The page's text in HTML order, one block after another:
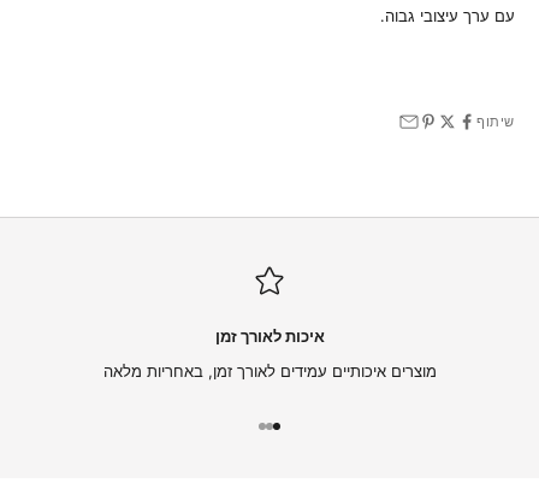
עם ערך עיצובי גבוה.
שיתוף
איכות לאורך זמן
מוצרים איכותיים עמידים לאורך זמן, באחריות מלאה
עבור לפריט 1
עבור לפריט 2
עבור לפריט 3